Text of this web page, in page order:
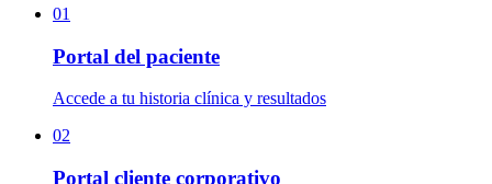
01
Portal del paciente
Accede a tu historia clínica y resultados
02
Portal cliente corporativo